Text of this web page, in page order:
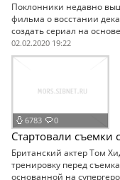
Поклонники недавно
фильма о восстании
создать сериал на
02.02.2020 19:22
6783 0
Стартовали съемки
Британский актер Том
тренировку перед
основанной на